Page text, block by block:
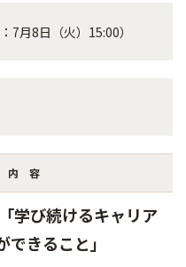
7月8日（火）15:00）
内 容
学び続けるキャリア
きること」